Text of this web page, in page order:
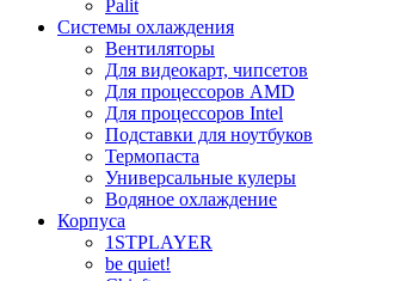
Palit
Системы охлаждения
Вентиляторы
Для видеокарт, чипсетов
Для процессоров AMD
Для процессоров Intel
Подставки для ноутбуков
Термопаста
Универсальные кулеры
Водяное охлаждение
Корпуса
1STPLAYER
be quiet!